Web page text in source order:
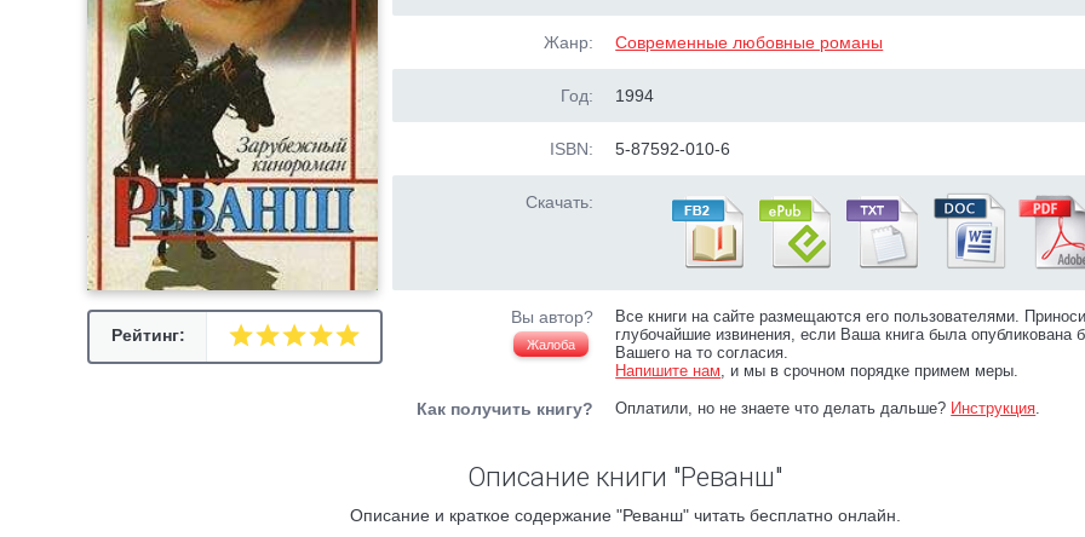
Рейтинг:
Жанр: Современные любовные романы
Год: 1994
ISBN: 5-87592-010-6
Скачать:
Вы автор?
Жалоба
Все книги на сайте размещаются его пользователями.
глубочайшие извинения, если Ваша книга была опубликована
Вашего на то согласия.
Напишите нам, и мы в срочном порядке примем меры.
Как получить книгу? Оплатили, но не знаете что делать дальше? Инструкция.
Описание книги "Реванш"
Описание и краткое содержание "Реванш" читать бесплатно онлайн.